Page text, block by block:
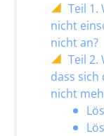
Teil 1.
nicht
nicht an?
Teil 2.
dass sich
nicht